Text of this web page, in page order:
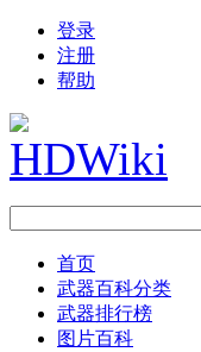
登录
注册
帮助
首页
武器百科分类
武器排行榜
图片百科